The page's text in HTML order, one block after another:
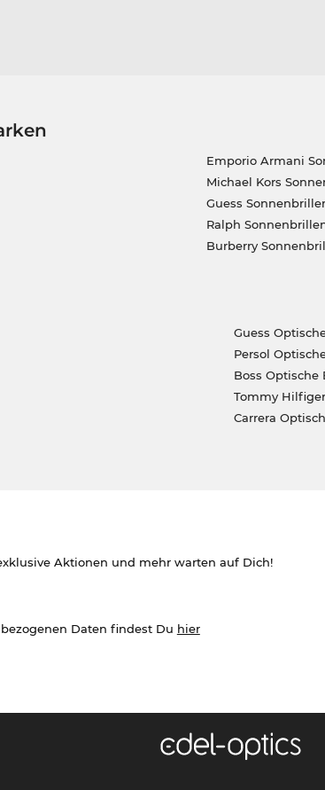
Emporio Armani
Michael Kors
Guess
Ralph
Burberry
Guess
Persol
Boss Optische
Tommy
Carrera
Aktionen und mehr warten auf Dich!
Daten findest Du hier